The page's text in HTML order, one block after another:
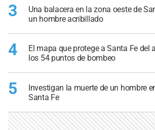
3
Una balacera en la zona oeste de
un hombre acribillado
4
El mapa que protege a Santa Fe del
los 54 puntos de bombeo
5
Investigan la muerte de un hombre
Santa Fe